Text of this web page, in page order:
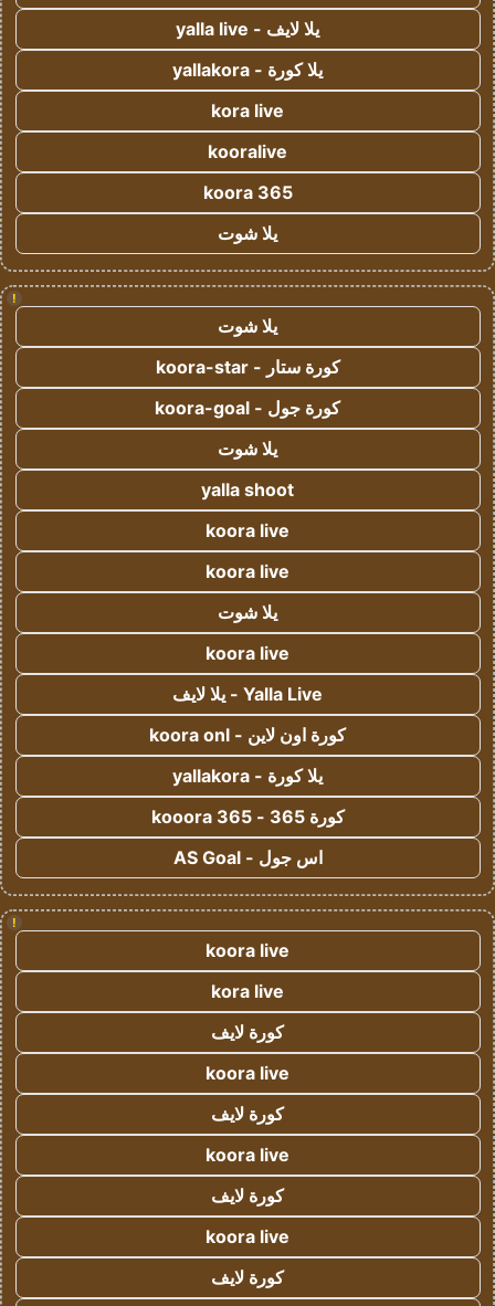
يلا لايف - yalla live
يلا كورة - yallakora
kora live
kooralive
koora 365
يلا شوت
!
يلا شوت
كورة ستار - koora-star
كورة جول - koora-goal
يلا شوت
yalla shoot
koora live
koora live
يلا شوت
koora live
Yalla Live - يلا لايف
كورة اون لاين - koora onl
يلا كورة - yallakora
كورة 365 - kooora 365
اس جول - AS Goal
!
koora live
kora live
كورة لايف
koora live
كورة لايف
koora live
كورة لايف
koora live
كورة لايف